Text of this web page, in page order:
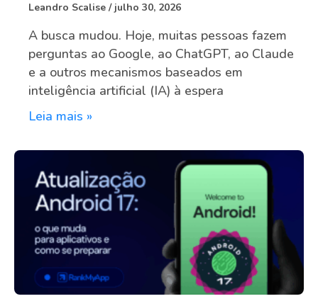
Leandro Scalise julho 30, 2026
A busca mudou. Hoje, muitas pessoas fazem
perguntas ao Google, ao ChatGPT, ao Claude
e a outros mecanismos baseados em
inteligência artificial (IA) à espera
Leia mais »